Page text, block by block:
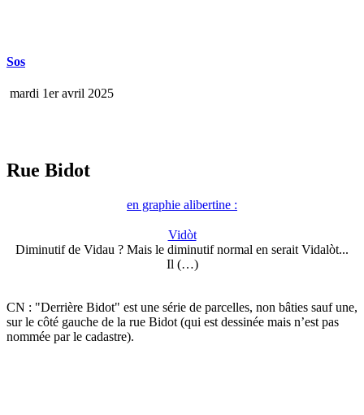
Sos
mardi 1er avril 2025
Rue Bidot
en graphie alibertine :
Vidòt
Diminutif de Vidau ? Mais le diminutif normal en serait Vidalòt...
Il (…)
CN : "Derrière Bidot" est une série de parcelles, non bâties sauf une,
sur le côté gauche de la rue Bidot (qui est dessinée mais n’est pas
nommée par le cadastre).